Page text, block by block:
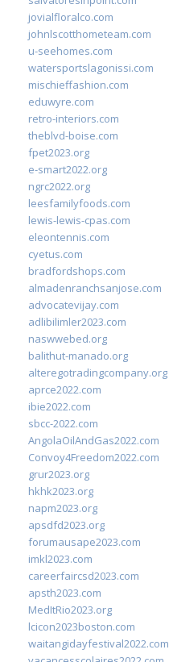
jovialfloralco.com
johnlscotthometeam.com
u-seehomes.com
watersportslagonissi.com
mischieffashion.com
eduwyre.com
retro-interiors.com
theblvd-boise.com
fpet2023.org
e-smart2022.org
ngrc2022.org
leesfamilyfoods.com
lewis-lewis-cpas.com
eleontennis.com
cyetus.com
bradfordshops.com
almadenranchsanjose.com
advocatevijay.com
adlibilimler2023.com
naswwebed.org
balithut-manado.org
alteregotradingcompany.org
aprce2022.com
ibie2022.com
sbcc-2022.com
AngolaOilAndGas2022.com
Convoy4Freedom2022.com
grur2023.org
hkhk2023.org
napm2023.org
apsdfd2023.org
forumausape2023.com
imkl2023.com
careerfaircsd2023.com
apsth2023.com
MedItRio2023.org
lcicon2023boston.com
waitangidayfestival2022.com